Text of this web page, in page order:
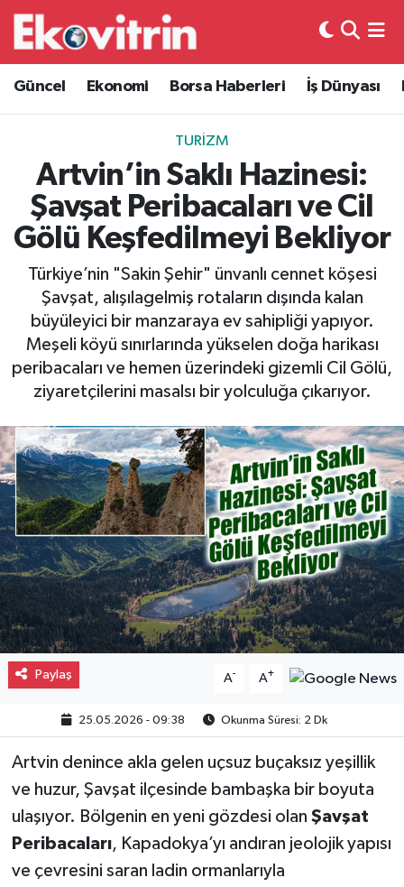
Güncel Ekonomi Borsa Haberleri İş Dünyası
TURIZM
Artvin’in Saklı Hazinesi:
Şavşat Peribacaları ve Cil
Gölü Keşfedilmeyi Bekliyor
Türkiye’nin "Sakin Şehir" ünvanlı cennet köşesi
Şavşat, alışılagelmiş rotaların dışında kalan
büyüleyici bir manzaraya ev sahipliği yapıyor.
Meşeli köyü sınırlarında yükselen doğa harikası
peribacaları ve hemen üzerindeki gizemli Cil Gölü,
ziyaretçilerini masalsı bir yolculuğa çıkarıyor.
Paylaş A- A+
25.05.2026 - 09:38 Okunma Süresi: 2 Dk
Artvin denince akla gelen uçsuz buçaksız yeşillik
ve huzur, Şavşat ilçesinde bambaşka bir boyuta
ulaşıyor. Bölgenin en yeni gözdesi olan Şavşat
Peribacaları, Kapadokya’yı andıran jeolojik yapısı
ve çevresini saran ladin ormanlarıyla
Güncel
Ekonomi
Borsa Haberleri
İş Dünyası
Lojistik
Otovitrin
Asayiş
Magazin
Gayrimenkul
Spor
Eğitim
Hava Durumu
Trafik Durumu
Süper Lig Puan Durumu ve Fikstür
Tüm Manşetler
Son Dakika Haberleri
Haber Arşivi